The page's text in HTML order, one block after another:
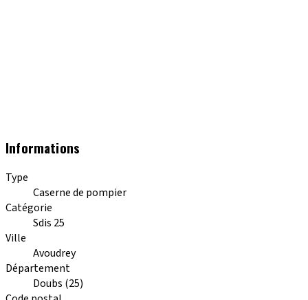
Informations
Type
Caserne de pompier
Catégorie
Sdis 25
Ville
Avoudrey
Département
Doubs (25)